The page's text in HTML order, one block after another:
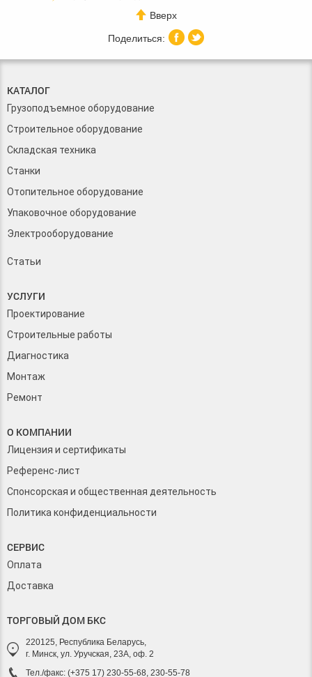
Вверх
КАТАЛОГ
Грузоподъемное оборудование
Строительное оборудование
Складская техника
Станки
Отопительное оборудование
Упаковочное оборудование
Электрооборудование
Статьи
УСЛУГИ
Проектирование
Строительные работы
Диагностика
Монтаж
Ремонт
О КОМПАНИИ
Лицензия и сертификаты
Референс-лист
Спонсорская и общественная деятельность
Политика конфиденциальности
СЕРВИС
Оплата
Доставка
ТОРГОВЫЙ ДОМ БКС
220125, Республика Беларусь,
г. Минск, ул. Уручская, 23А, оф. 2
Тел./факс: (+375 17) 230-55-68, 230-55-78